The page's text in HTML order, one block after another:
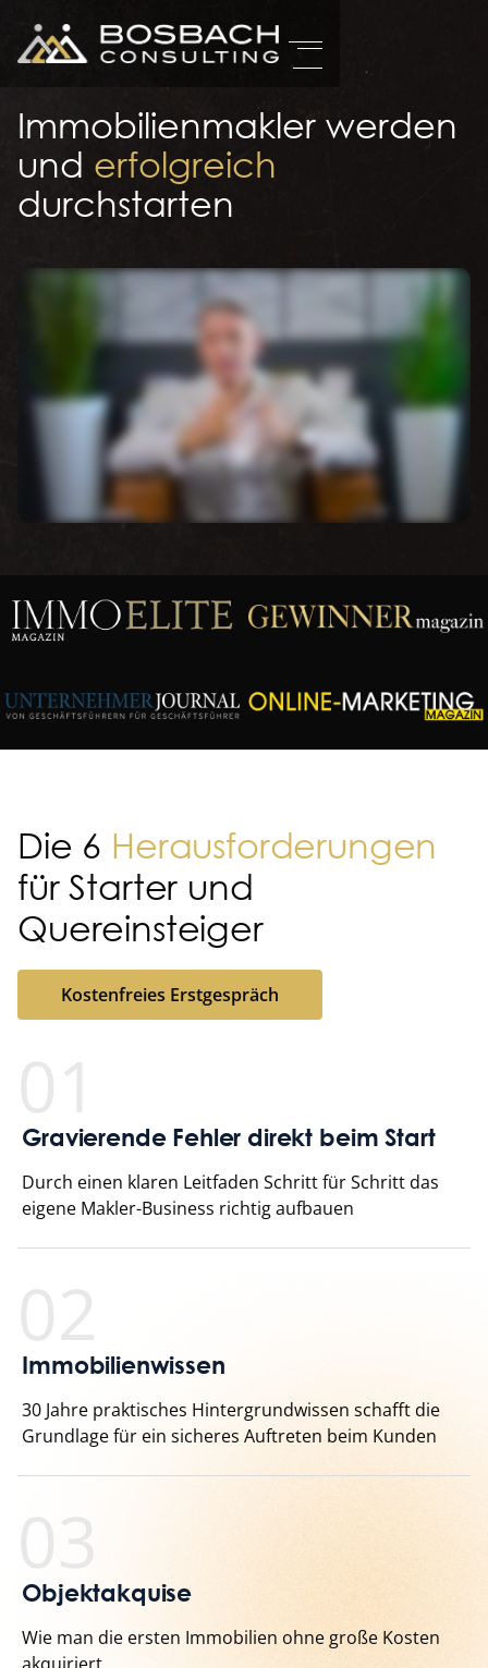
Immobilienmakler werden
und erfolgreich
durchstarten
Die 6 Herausforderungen
für Starter und
Quereinsteiger
Kostenfreies Erstgespräch
Kostenfreies Erstgespräch
Gravierende Fehler direkt beim Start
Durch einen klaren Leitfaden Schritt für Schritt das
eigene Makler-Business richtig aufbauen
Immobilienwissen
30 Jahre praktisches Hintergrundwissen schafft die
Grundlage für ein sicheres Auftreten beim Kunden
Objektakquise
Wie man die ersten Immobilien ohne große Kosten